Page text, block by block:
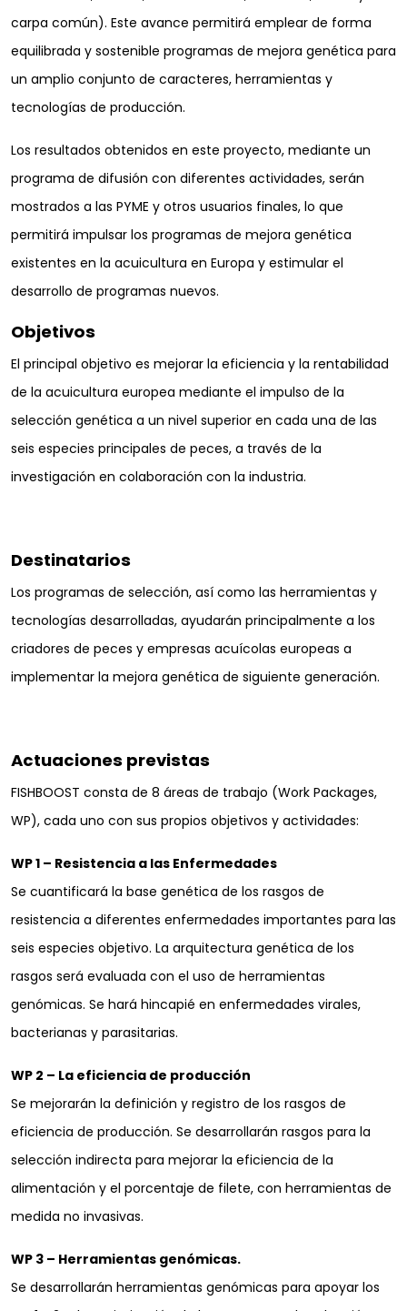
carpa común). Este avance permitirá emplear de forma
equilibrada y sostenible programas de mejora genética para
un amplio conjunto de caracteres, herramientas y
tecnologías de producción.
Los resultados obtenidos en este proyecto, mediante un
programa de difusión con diferentes actividades, serán
mostrados a las PYME y otros usuarios finales, lo que
permitirá impulsar los programas de mejora genética
existentes en la acuicultura en Europa y estimular el
desarrollo de programas nuevos.
Objetivos
El principal objetivo es mejorar la eficiencia y la rentabilidad
de la acuicultura europea mediante el impulso de la
selección genética a un nivel superior en cada una de las
seis especies principales de peces, a través de la
investigación en colaboración con la industria.
Destinatarios
Los programas de selección, así como las herramientas y
tecnologías desarrolladas, ayudarán principalmente a los
criadores de peces y empresas acuícolas europeas a
implementar la mejora genética de siguiente generación.
Actuaciones previstas
FISHBOOST consta de 8 áreas de trabajo (Work Packages,
WP), cada uno con sus propios objetivos y actividades:
WP 1 – Resistencia a las Enfermedades
Se cuantificará la base genética de los rasgos de
resistencia a diferentes enfermedades importantes para las
seis especies objetivo. La arquitectura genética de los
rasgos será evaluada con el uso de herramientas
genómicas. Se hará hincapié en enfermedades virales,
bacterianas y parasitarias.
WP 2 – La eficiencia de producción
Se mejorarán la definición y registro de los rasgos de
eficiencia de producción. Se desarrollarán rasgos para la
selección indirecta para mejorar la eficiencia de la
alimentación y el porcentaje de filete, con herramientas de
medida no invasivas.
WP 3 – Herramientas genómicas.
Se desarrollarán herramientas genómicas para apoyar los